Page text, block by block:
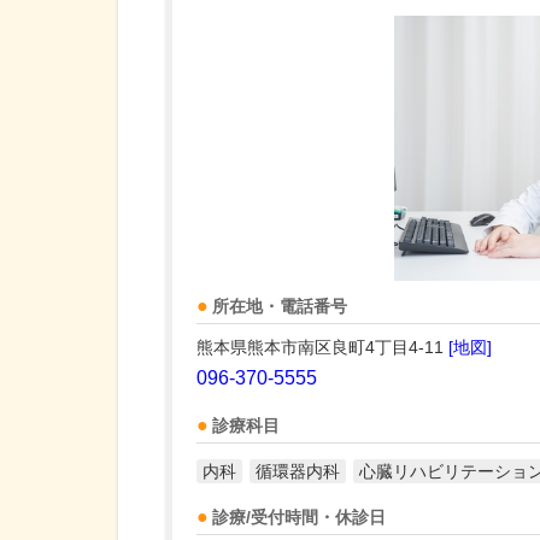
所在地・電話番号
熊本県熊本市南区良町4丁目4-11 [地図]
096-370-5555
診療科目
内科 循環器内科 心臓リハビリテーショ
診療/受付時間・休診日